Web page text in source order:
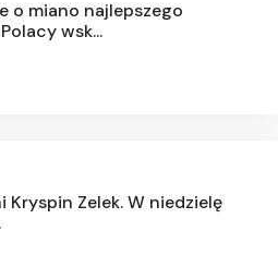
o miano najlepszego
wsk...
Kryspin Zelek. W niedzielę